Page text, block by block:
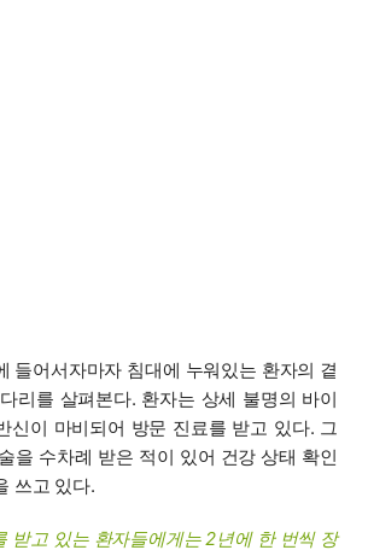
들어서자마자 침대에 누워있는 환자의 곁
리를 살펴본다. 환자는 상세 불명의 바이
신이 마비되어 방문 진료를 받고 있다. 그
을 수차례 받은 적이 있어 건강 상태 확인
쓰고 있다.
받고 있는 환자들에게는 2년에 한 번씩 장